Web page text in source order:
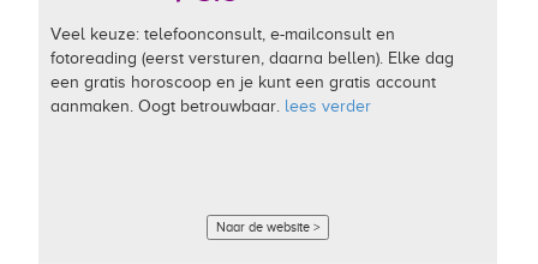
Veel keuze: telefoonconsult, e-mailconsult en
fotoreading (eerst versturen, daarna bellen). Elke dag
een gratis horoscoop en je kunt een gratis account
aanmaken. Oogt betrouwbaar. lees verder
Naar de website >